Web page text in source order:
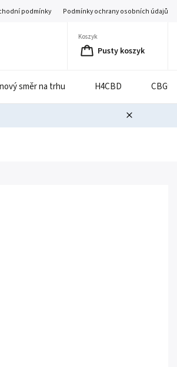
podmínky Podmínky ochrany osobních údajů
Koszyk
Pusty koszyk
směr na trhu H4CBD CBG9